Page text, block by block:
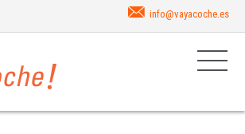
info@vayacoche.es